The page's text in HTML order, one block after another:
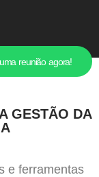
reunião agora!
GESTÃO DA
e ferramentas